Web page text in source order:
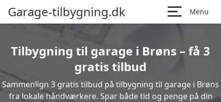
Garage-tilbygning.dk Menu
Tilbygning til garage i Brøns – få 3
gratis tilbud
Sammenlign 3 gratis tilbud på tilbygning til garage i Brøns
fra lokale håndværkere. Spar både tid og penge på din